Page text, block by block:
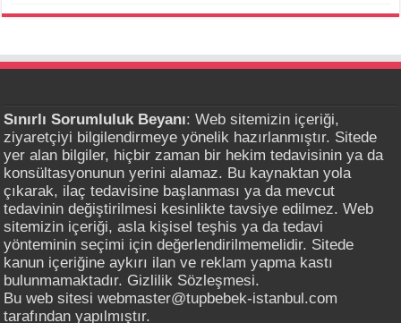
Sınırlı Sorumluluk Beyanı: Web sitemizin içeriği,
ziyaretçiyi bilgilendirmeye yönelik hazırlanmıştır. Sitede
yer alan bilgiler, hiçbir zaman bir hekim tedavisinin ya da
konsültasyonunun yerini alamaz. Bu kaynaktan yola
çıkarak, ilaç tedavisine başlanması ya da mevcut
tedavinin değiştirilmesi kesinlikte tavsiye edilmez. Web
sitemizin içeriği, asla kişisel teşhis ya da tedavi
yönteminin seçimi için değerlendirilmemelidir. Sitede
kanun içeriğine aykırı ilan ve reklam yapma kastı
bulunmamaktadır. Gizlilik Sözleşmesi.
Bu web sitesi webmaster@tupbebek-istanbul.com
tarafından yapılmıştır.